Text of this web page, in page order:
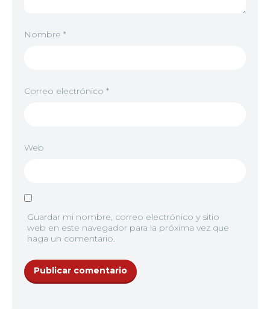
Nombre *
Correo electrónico *
Web
Guardar mi nombre, correo electrónico y sitio
web en este navegador para la próxima vez que
haga un comentario.